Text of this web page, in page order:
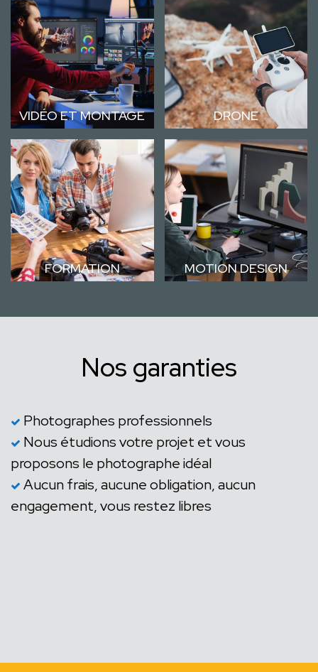
VIDÉO ET MONTAGE DRONE
FORMATION MOTION DESIGN
Nos garanties
Photographes professionnels
Nous étudions votre projet et vous
proposons le photographe idéal
Aucun frais, aucune obligation, aucun
engagement, vous restez libres